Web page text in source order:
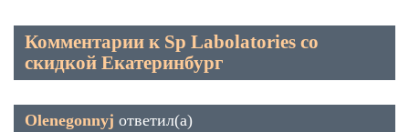
Комментарии к Sp Labolatories со
скидкой Екатеринбург
Olenegonnyj ответил(а)